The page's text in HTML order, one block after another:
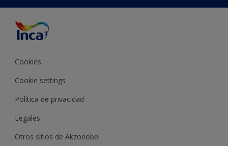
Cookies
Cookie settings
Política de privacidad
Legales
Otros sitios de Akzonobel